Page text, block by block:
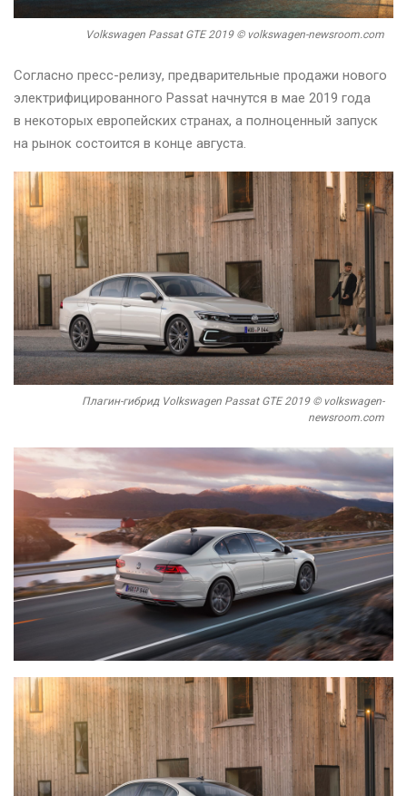
Volkswagen Passat GTE 2019 © volkswagen-newsroom.com
Согласно пресс-релизу, предварительные продажи нового
электрифицированного Passat начнутся в мае 2019 года
в некоторых европейских странах, а полноценный запуск
на рынок состоится в конце августа.
Плагин-гибрид Volkswagen Passat GTE 2019 © volkswagen-
newsroom.com